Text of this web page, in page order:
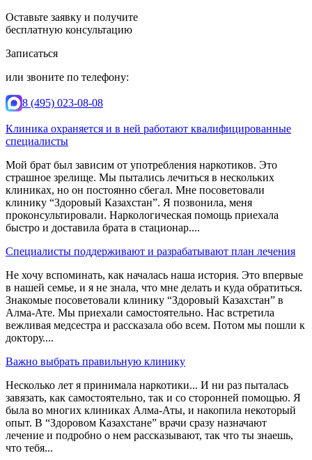
Оставьте заявку и получите
бесплатную консультацию
Записаться
или звоните по телефону:
8 (495) 023-08-08
Клиника охраняется и в ней работают квалифицированные
специалисты
Мой брат был зависим от употребления наркотиков. Это
страшное зрелище. Мы пытались лечиться в нескольких
клиниках, но он постоянно сбегал. Мне посоветовали
клинику “Здоровый Казахстан”. Я позвонила, меня
проконсультировали. Наркологическая помощь приехала
быстро и доставила брата в стационар....
Специалисты поддерживают и разрабатывают план лечения
Не хочу вспоминать, как началась наша история. Это впервые
в нашей семье, и я не знала, что мне делать и куда обратиться.
Знакомые посоветовали клинику “Здоровый Казахстан” в
Алма-Ате. Мы приехали самостоятельно. Нас встретила
вежливая медсестра и рассказала обо всем. Потом мы пошли к
доктору....
Важно выбрать правильную клинику
Несколько лет я принимала наркотики... И ни раз пыталась
завязать, как самостоятельно, так и со сторонней помощью. Я
была во многих клиниках Алма-Аты, и накопила некоторый
опыт. В “Здоровом Казахстане” врачи сразу назначают
лечение и подробно о нем рассказывают, так что ты знаешь,
что тебя...